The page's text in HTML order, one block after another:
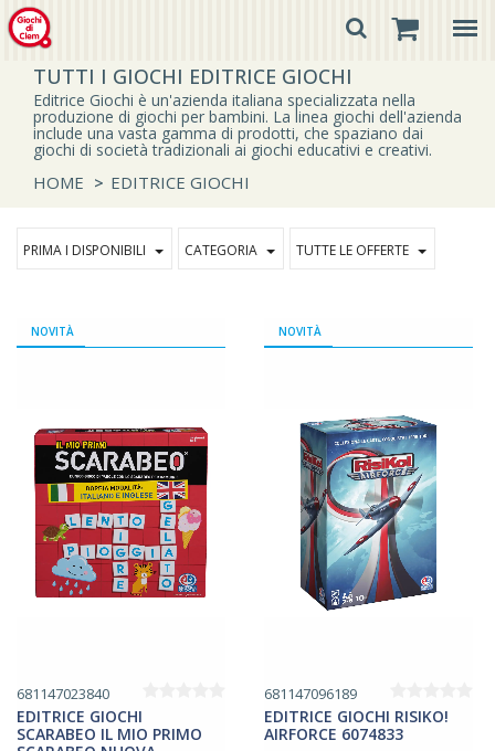
TUTTI I GIOCHI EDITRICE GIOCHI
Editrice Giochi è un'azienda italiana specializzata nella
produzione di giochi per bambini. La linea giochi dell'azienda
include una vasta gamma di prodotti, che spaziano dai
giochi di società tradizionali ai giochi educativi e creativi.
HOME > EDITRICE GIOCHI
PRIMA I DISPONIBILI CATEGORIA TUTTE LE OFFERTE
NOVITÀ
681147023840
EDITRICE GIOCHI
SCARABEO IL MIO PRIMO
NOVITÀ
681147096189
EDITRICE GIOCHI RISIKO!
AIRFORCE 6074833